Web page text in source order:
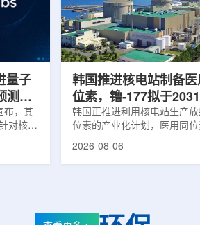
的商业
生
。之
生产范
成高分辨率锥形束CT成像系统
HyperSight、六自由度患者
Dynamic Couch，以及表面
射治疗系统IDENTIFY。亚洲
量子
测模
布，其
对核工
新方
韩国推进核电站制备医
位素，镥-177拟于
业化生产
韩国正推进利用核电站生产放
位素的产业化计划，医用同位
镥-177(Lu-177)被列为首个商
2026-08-06